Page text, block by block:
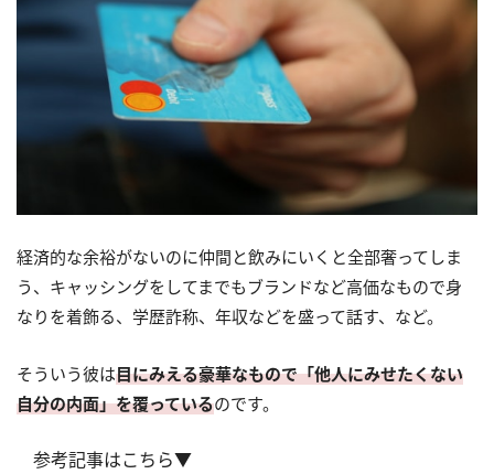
経済的な余裕がないのに仲間と飲みにいくと全部奢ってしま
う、キャッシングをしてまでもブランドなど高価なもので身
なりを着飾る、学歴詐称、年収などを盛って話す、など。
そういう彼は目にみえる豪華なもので「他人にみせたくない
自分の内面」を覆っているのです。
参考記事はこちら▼